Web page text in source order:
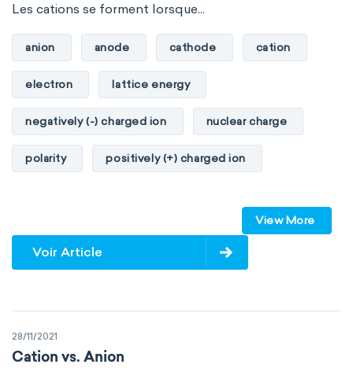
Les cations se forment lorsque...
anion anode cathode cation
electron lattice energy
negatively (-) charged ion nuclear charge
polarity positively (+) charged ion
View More
Voir Article
28/11/2021
Cation vs. Anion